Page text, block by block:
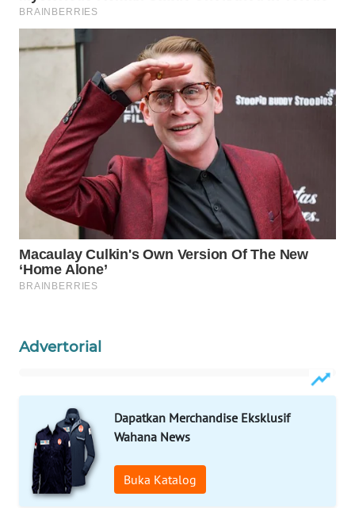
Advertorial
Dapatkan Merchandise Eksklusif
Wahana News
Buka Katalog
WAHANANEWS
ID
WAHANANEWS
CO ID
WAHANANEWS
NET
WAHANA
SPORT
WAHANA
UMKM
WAHANA
OTOMOTIF
WAHANA
HEALTH